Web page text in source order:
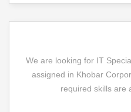
We are looking for IT
assigned in Khobar
required skills are